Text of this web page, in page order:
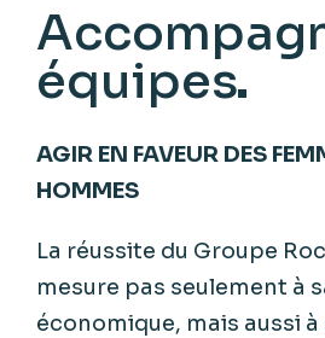
équipes
AGIR EN FAVEUR DES
HOMMES
La réussite du Groupe
mesure pas seulement à
économique, mais aussi à